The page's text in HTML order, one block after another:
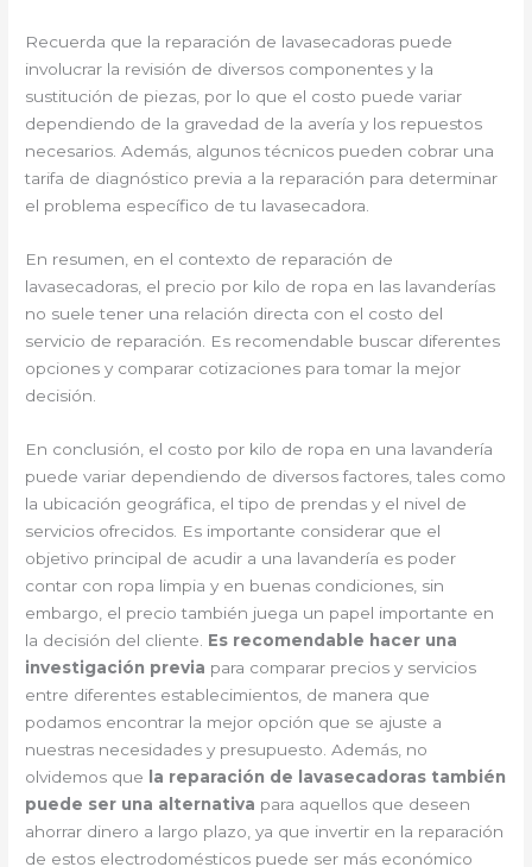
Recuerda que la reparación de lavasecadoras puede
involucrar la revisión de diversos componentes y la
sustitución de piezas, por lo que el costo puede variar
dependiendo de la gravedad de la avería y los repuestos
necesarios. Además, algunos técnicos pueden cobrar una
tarifa de diagnóstico previa a la reparación para determinar
el problema específico de tu lavasecadora.
En resumen, en el contexto de reparación de
lavasecadoras, el precio por kilo de ropa en las lavanderías
no suele tener una relación directa con el costo del
servicio de reparación. Es recomendable buscar diferentes
opciones y comparar cotizaciones para tomar la mejor
decisión.
En conclusión, el costo por kilo de ropa en una lavandería
puede variar dependiendo de diversos factores, tales como
la ubicación geográfica, el tipo de prendas y el nivel de
servicios ofrecidos. Es importante considerar que el
objetivo principal de acudir a una lavandería es poder
contar con ropa limpia y en buenas condiciones, sin
embargo, el precio también juega un papel importante en
la decisión del cliente. Es recomendable hacer una
investigación previa para comparar precios y servicios
entre diferentes establecimientos, de manera que
podamos encontrar la mejor opción que se ajuste a
nuestras necesidades y presupuesto. Además, no
olvidemos que
la reparación de lavasecadoras también
puede ser una alternativa para aquellos que deseen
ahorrar dinero a largo plazo, ya que invertir en la reparación
de estos electrodomésticos puede ser más económico